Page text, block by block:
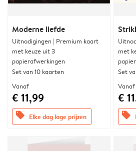
Moderne liefde
Uitnodigingen | Premium kaart
met keuze uit 3
papierafwerkingen
Set van 10 kaarten
Vanaf
€ 11,99
offers Elke dag lage prijzen
met
Set
Vanaf
€
offers